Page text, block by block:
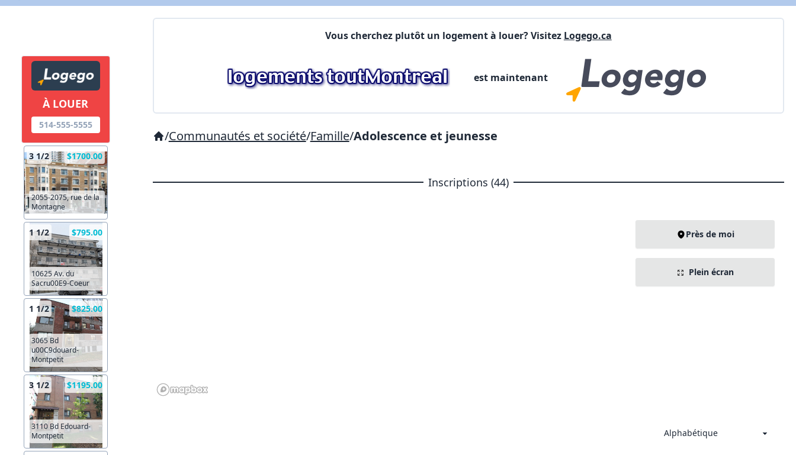
À LOUER
514-555-5555
3 1/2 $1700.00
2055-2075, rue de la
Montagne
1 1/2 $795.00
10625 Av. du
Sacru00E9-Coeur
1 1/2 $825.00
3065 Bd
u00C9douard-
Montpetit
3 1/2 $1195.00
3110 Bd Edouard-
Montpetit
Vous cherchez plutôt un logement à louer? Visitez Logego.ca
est maintenant
/Communautés et société/Famille/Adolescence et jeunesse
Inscriptions (44)
Près de moi
Plein écran
X Fermer Envoyez
Commentaires: